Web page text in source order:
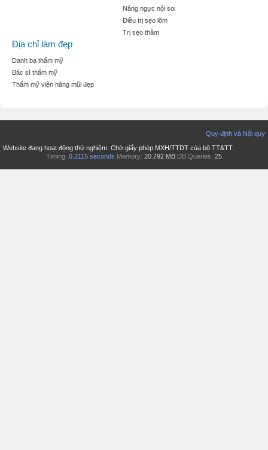
Nâng ngực nội soi
Điều trị sẹo lõm
Trị sẹo thâm
Địa chỉ làm đẹp
Danh bạ thẩm mỹ
Bác sĩ thẩm mỹ
Thẩm mỹ viện nâng mũi đẹp
Quy định và Nội quy
Website đang hoạt động thử nghiệm. Chờ giấy phép MXH/TTDT của bộ TT&TT.
Timing: 0.2115 seconds Memory: 20.792 MB DB Queries: 25